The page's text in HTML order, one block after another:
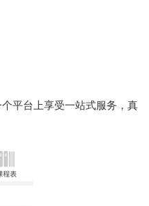
平台上享受一站式服务，真